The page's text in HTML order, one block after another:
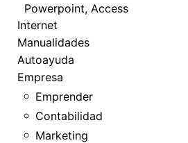
Powerpoint, Access
Internet
Manualidades
Autoayuda
Empresa
Emprender
Contabilidad
Marketing